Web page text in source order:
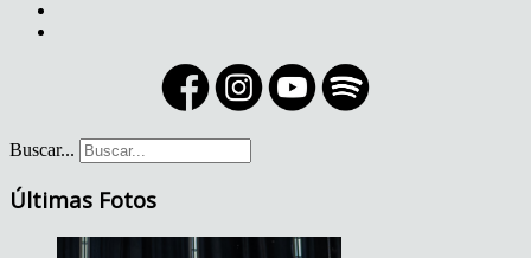
Buscar...
Últimas Fotos